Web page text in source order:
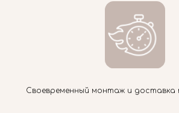
Своевременный монтаж и